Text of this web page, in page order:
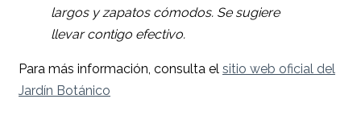
largos y zapatos cómodos. Se sugiere
llevar contigo efectivo.
Para más información, consulta el sitio web oficial del
Jardín Botánico